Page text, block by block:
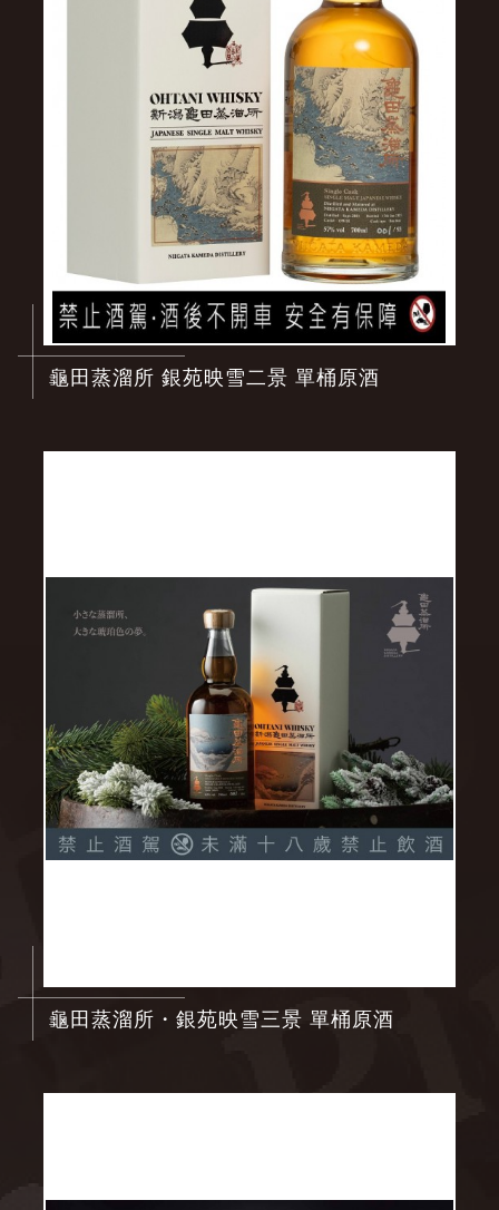
龜田蒸溜所 銀苑映雪二景 單桶原酒
龜田蒸溜所・銀苑映雪三景 單桶原酒